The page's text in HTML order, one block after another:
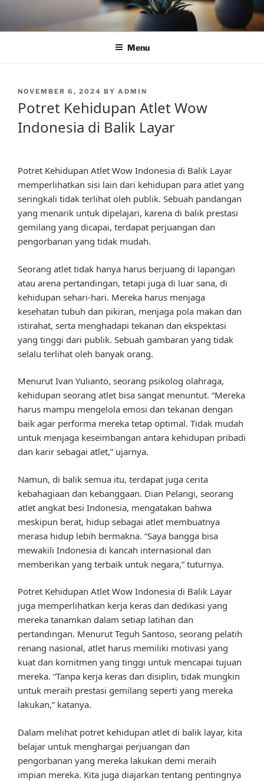
content
Menu
POSTED
NOVEMBER 6, 2024 BY ADMIN
Potret Kehidupan Atlet Wow
Indonesia di Balik Layar
Potret Kehidupan Atlet Wow Indonesia di Balik Layar
memperlihatkan sisi lain dari kehidupan para atlet yang
seringkali tidak terlihat oleh publik. Sebuah pandangan
yang menarik untuk dipelajari, karena di balik prestasi
gemilang yang dicapai, terdapat perjuangan dan
pengorbanan yang tidak mudah.
Seorang atlet tidak hanya harus berjuang di lapangan
atau arena pertandingan, tetapi juga di luar sana, di
kehidupan sehari-hari. Mereka harus menjaga
kesehatan tubuh dan pikiran, menjaga pola makan dan
istirahat, serta menghadapi tekanan dan ekspektasi
yang tinggi dari publik. Sebuah gambaran yang tidak
selalu terlihat oleh banyak orang.
Menurut Ivan Yulianto, seorang psikolog olahraga,
kehidupan seorang atlet bisa sangat menuntut. “Mereka
harus mampu mengelola emosi dan tekanan dengan
baik agar performa mereka tetap optimal. Tidak mudah
untuk menjaga keseimbangan antara kehidupan pribadi
dan karir sebagai atlet,” ujarnya.
Namun, di balik semua itu, terdapat juga cerita
kebahagiaan dan kebanggaan. Dian Pelangi, seorang
atlet angkat besi Indonesia, mengatakan bahwa
meskipun berat, hidup sebagai atlet membuatnya
merasa hidup lebih bermakna. “Saya bangga bisa
mewakili Indonesia di kancah internasional dan
memberikan yang terbaik untuk negara,” tuturnya.
Potret Kehidupan Atlet Wow Indonesia di Balik Layar
juga memperlihatkan kerja keras dan dedikasi yang
mereka tanamkan dalam setiap latihan dan
pertandingan. Menurut Teguh Santoso, seorang pelatih
renang nasional, atlet harus memiliki motivasi yang
kuat dan komitmen yang tinggi untuk mencapai tujuan
mereka. “Tanpa kerja keras dan disiplin, tidak mungkin
untuk meraih prestasi gemilang seperti yang mereka
lakukan,” katanya.
Dalam melihat potret kehidupan atlet di balik layar, kita
belajar untuk menghargai perjuangan dan
pengorbanan yang mereka lakukan demi meraih
impian mereka. Kita juga diajarkan tentang pentingnya